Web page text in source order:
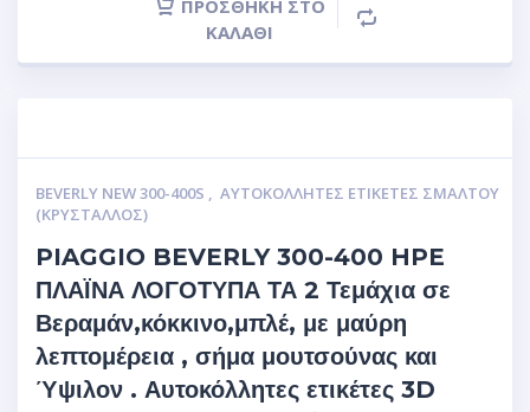
ΠΡΟΣΘΉΚΗ ΣΤΟ
ΚΑΛΆΘΙ
BEVERLY NEW 300-400S , ΑΥΤΟΚΌΛΛΗΤΕΣ ΕΤΙΚΈΤΕΣ ΣΜΆΛΤΟΥ
(ΚΡΥΣΤΑΛΛΟΣ)
PIAGGIO BEVERLY 300-400 HPE
ΠΛΑΪΝΑ ΛΟΓΟΤΥΠΑ ΤΑ 2 Τεμάχια σε
Βεραμάν,κόκκινο,μπλέ, με μαύρη
λεπτομέρεια , σήμα μουτσούνας και
Ύψιλον . Αυτοκόλλητες ετικέτες 3D